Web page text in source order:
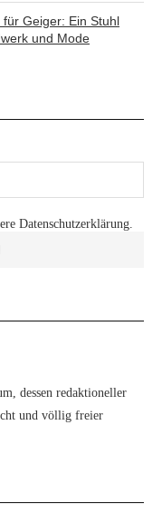
für Geiger: Ein Stuhl
und Mode
Datenschutzerklärung.
dessen redaktioneller
und völlig freier